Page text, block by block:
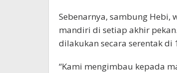
Sebenarnya, sambung Hebi,
mandiri di setiap akhir
dilakukan secara serentak di
“Kami mengimbau kepada